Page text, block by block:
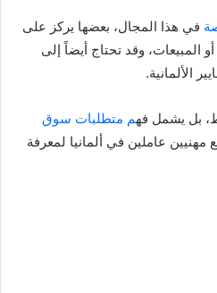
في هذا المجال، بعضها يركز على
المبيعات، وقد تحتاج أيضاً إلى
الألمانية.
بل يشمل فهم متطلبات سوق
مهنيين عاملين في ألمانيا لمعرفة